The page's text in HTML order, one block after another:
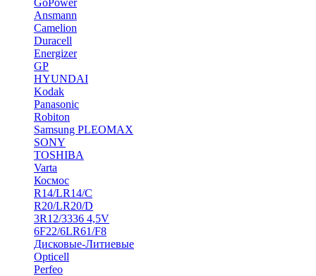
GoPower
Ansmann
Camelion
Duracell
Energizer
GP
HYUNDAI
Kodak
Panasonic
Robiton
Samsung PLEOMAX
SONY
TOSHIBA
Varta
Космос
R14/LR14/C
R20/LR20/D
3R12/3336 4,5V
6F22/6LR61/F8
Дисковые-Литиевые
Opticell
Perfeo